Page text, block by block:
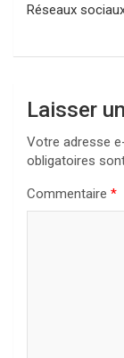
Réseaux
Laisser
Votre adresse
obligatoires
Commentaire *